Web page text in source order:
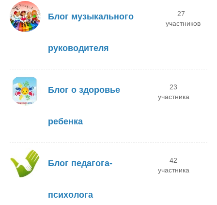
Блог музыкального
руководителя
27
участников
Блог о здоровье
ребенка
23
участника
Блог педагога-
психолога
42
участника